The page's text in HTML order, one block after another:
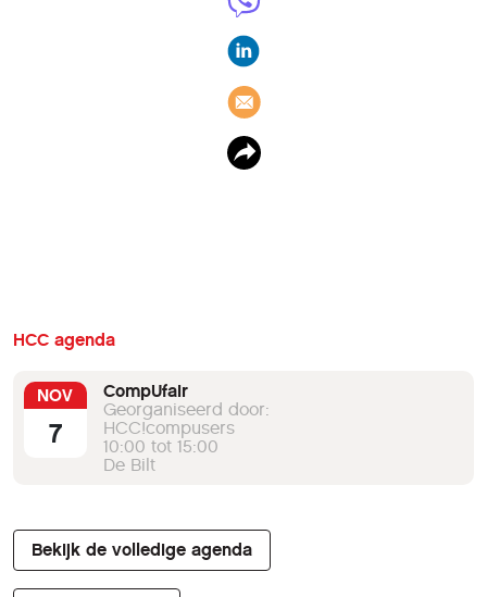
HCC agenda
NOV
7
CompUfair
Georganiseerd door:
HCC!compusers
10:00 tot 15:00
De Bilt
Bekijk de volledige agenda